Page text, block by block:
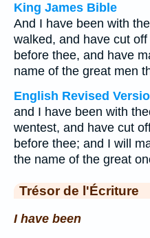
King James Bible
And I have been with
walked, and have cut
before thee, and have
name of the great men
English Revised
and I have been with
wentest, and have cut
before thee; and I will
the name of the great
Trésor de l'Écriture
I have been